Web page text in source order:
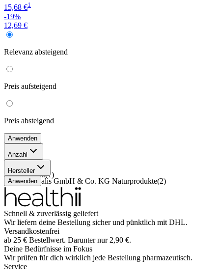
15,68 €1
-19%
12,69 €
Relevanz absteigend
Preis aufsteigend
Preis absteigend
Anwenden
Anzahl
(1 )
132 Stück(1)
Hersteller
Dr. Pandalis GmbH & Co. KG Naturprodukte(2)
Anwenden
Schnell & zuverlässig geliefert
Wir liefern deine Bestellung sicher und pünktlich mit DHL.
Versandkostenfrei
ab 25 € Bestellwert. Darunter nur 2,90 €.
Deine Bedürfnisse im Fokus
Wir prüfen für dich wirklich jede Bestellung pharmazeutisch.
Service